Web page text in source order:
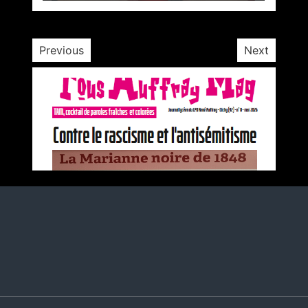
1 minute
3 ans
Previous Next